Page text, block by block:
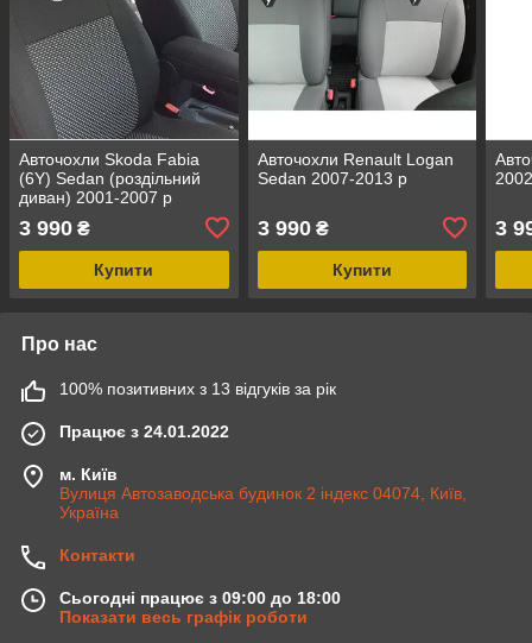
Авточохли Skoda Fabia
(6Y) Sedan (роздільний
диван) 2001-2007 р
3 990 ₴
Купити
Авточохли Renault Logan
Sedan 2007-2013 р
3 990₴
Купити
3
Про нас
100% позитивних з 13 відгуків за рік
Працює з 24.01.2022
м. Київ
Вулиця Автозаводська будинок 2 індекс 04074, Київ,
Україна
Контакти
Сьогодні працює з 09:00 до 18:00
Показати весь графік роботи